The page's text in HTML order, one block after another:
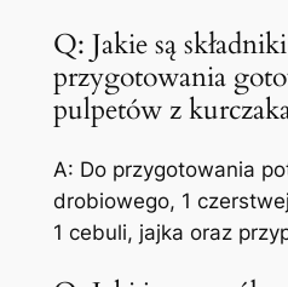
Q: Jakie są
przygotowania
pulpetów z
A: Do przygotowania
drobiowego, 1
1 cebuli, jajka oraz